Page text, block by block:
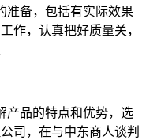
准备，包括有实际效果
作，认真把好质量关，
产品的特点和优势，选
司，在与中东商人谈判